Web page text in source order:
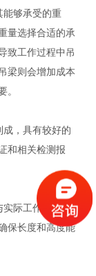
够承受的重
量选择合适的承
致工作过程中吊
梁则会增加成本
。
，具有较好的
和相关检测报
际工作场地相
保长度和高度能